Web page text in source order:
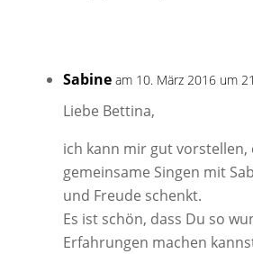
Sabine am 10. März 2016 um
Liebe Bettina,
ich kann mir gut vorstellen,
gemeinsame Singen mit
und Freude schenkt.
Es ist schön, dass Du so
Erfahrungen machen